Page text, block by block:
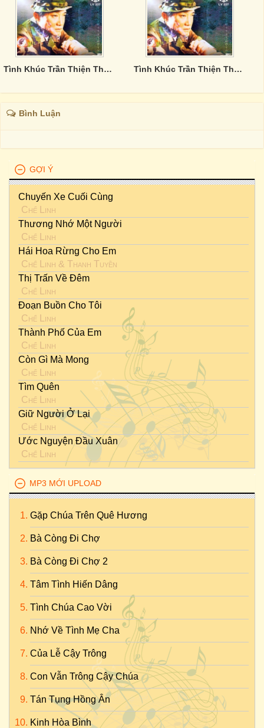
Tình Khúc Trần Thiện Thanh - CD3 Tình Khúc Trần Thiện Thanh - CD1
Bình Luận
GỢI Ý
Chuyến Xe Cuối Cùng
Chế Linh
Thương Nhớ Một Người
Chế Linh
Hái Hoa Rừng Cho Em
Chế Linh & Thanh Tuyền
Thị Trấn Về Đêm
Chế Linh
Đoạn Buồn Cho Tôi
Chế Linh
Thành Phố Của Em
Chế Linh
Còn Gì Mà Mong
Chế Linh
Tìm Quên
Chế Linh
Giữ Người Ở Lại
Chế Linh
Ước Nguyện Đầu Xuân
Chế Linh
MP3 MỚI UPLOAD
Gặp Chúa Trên Quê Hương
Bà Còng Đi Chợ
Bà Còng Đi Chợ 2
Tâm Tình Hiến Dâng
Tình Chúa Cao Vời
Nhớ Về Tình Mẹ Cha
Của Lễ Cậy Trông
Con Vẫn Trông Cậy Chúa
Tán Tụng Hồng Ân
Kinh Hòa Bình